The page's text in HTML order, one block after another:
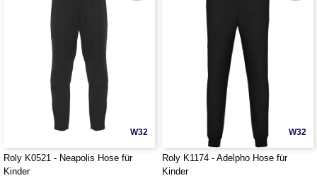
W32
Roly K0521 - Neapolis Hose für
Kinder
W32
Roly K1174 - Adelpho Hose für
Kinder